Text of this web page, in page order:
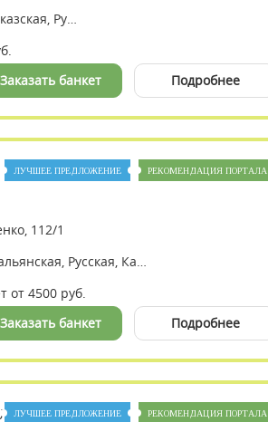
Подробнее
Заказать банкет
ЛУЧШЕЕ ПРЕДЛОЖЕНИЕ РЕКОМЕНДАЦИЯ ПОРТАЛА
112/1
от 4500 руб.
Подробнее
Заказать банкет
ЛУЧШЕЕ ПРЕДЛОЖЕНИЕ РЕКОМЕНДАЦИЯ ПОРТАЛА